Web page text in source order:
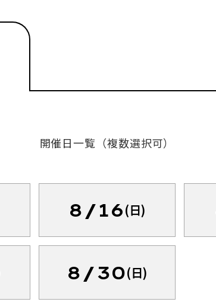
開催日一覧（複数選択可）
8/16(日)
8/30(日)